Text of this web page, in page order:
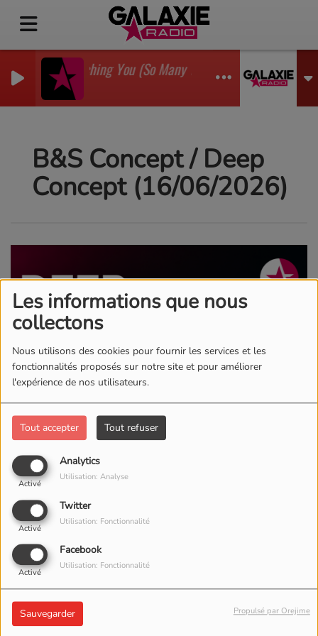
Les informations que nous
collectons
Nous utilisons des cookies pour fournir les services et les
fonctionnalités proposés sur notre site et pour améliorer
l'expérience de nos utilisateurs.
Tout accepter Tout refuser
Analytics
Activé
Utilisation: Analyse
Twitter
Activé
Utilisation: Fonctionnalité
Facebook
Activé
Utilisation: Fonctionnalité
Sauvegarder Propulsé par Orejime
I'm Watching You (So Many Times) (Sean Finn Remix)
GADJO
B&S Concept / Deep
Concept (16/06/2026)
17 JUIN 2026 - 1419 VUES
votre émission du mardi soir 20h/21h avec :B&S Concept